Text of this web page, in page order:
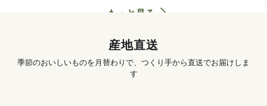
もっと見る
産地直送
季節のおいしいものを月替わりで、つくり手から直送でお届けしま
す